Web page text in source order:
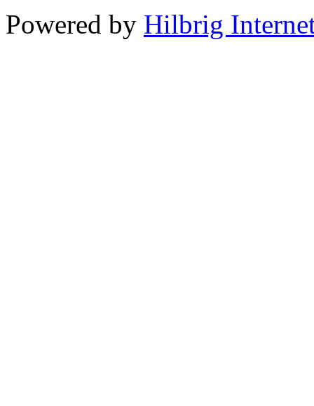
Powered by Hilbrig